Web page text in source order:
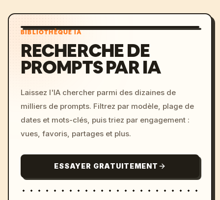
BIBLIOTHÈQUE IA
RECHERCHE DE
PROMPTS PAR IA
Laissez l'IA chercher parmi des dizaines de
milliers de prompts. Filtrez par modèle, plage de
dates et mots-clés, puis triez par engagement :
vues, favoris, partages et plus.
ESSAYER GRATUITEMENT